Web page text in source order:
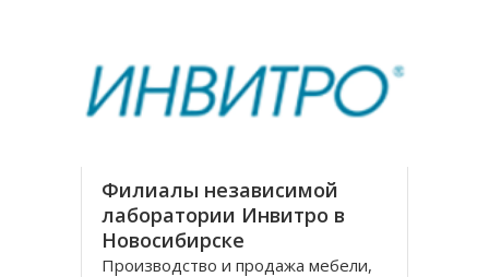
Филиалы независимой
лаборатории Инвитро в
Новосибирске
Производство и продажа мебели,